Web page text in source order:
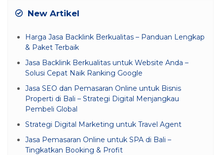
New Artikel
Harga Jasa Backlink Berkualitas – Panduan Lengkap
& Paket Terbaik
Jasa Backlink Berkualitas untuk Website Anda –
Solusi Cepat Naik Ranking Google
Jasa SEO dan Pemasaran Online untuk Bisnis
Properti di Bali – Strategi Digital Menjangkau
Pembeli Global
Strategi Digital Marketing untuk Travel Agent
Jasa Pemasaran Online untuk SPA di Bali –
Tingkatkan Booking & Profit